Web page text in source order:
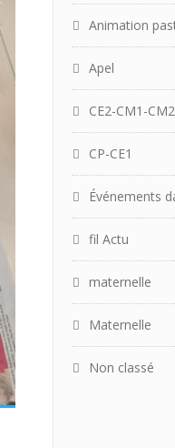
Animation
Apel
CE2-CM1-CM2
CP-CE1
Événements
fil Actu
maternelle
Maternelle
Non classé